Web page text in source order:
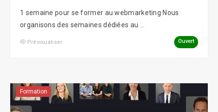
1 semaine pour se former au webmarketing Nous
organisons des semaines dédiées au ...
Prévisualiser Ouvert
Formation